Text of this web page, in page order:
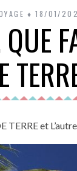
18/01/
et